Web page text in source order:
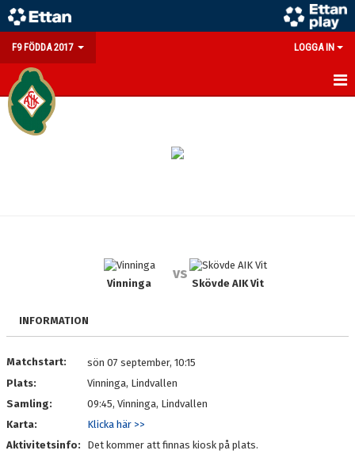
F9 FÖDDA 2017 LOGGA IN
HEM
DOKUMENT
Vinninga
vs
Skövde AIK Vit
INFORMATION
Matchstart:
sön 07 september, 10:15
Plats:
Vinninga, Lindvallen
Samling:
09:45, Vinninga, Lindvallen
Karta:
Klicka här >>
Aktivitetsinfo:
Det kommer att finnas kiosk på plats.